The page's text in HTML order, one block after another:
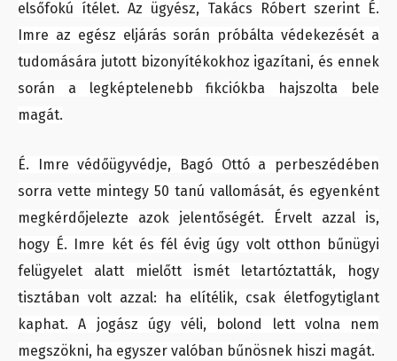
elsőfokú ítélet. Az ügyész, Takács Róbert szerint É.
Imre az egész eljárás során próbálta védekezését a
tudomására jutott bizonyítékokhoz igazítani, és ennek
során a legképtelenebb fikciókba hajszolta bele
magát.
É. Imre védőügyvédje, Bagó Ottó a perbeszédében
sorra vette mintegy 50 tanú vallomását, és egyenként
megkérdőjelezte azok jelentőségét. Érvelt azzal is,
hogy É. Imre két és fél évig úgy volt otthon bűnügyi
felügyelet alatt mielőtt ismét letartóztatták, hogy
tisztában volt azzal: ha elítélik, csak életfogytiglant
kaphat. A jogász úgy véli, bolond lett volna nem
megszökni, ha egyszer valóban bűnösnek hiszi magát.